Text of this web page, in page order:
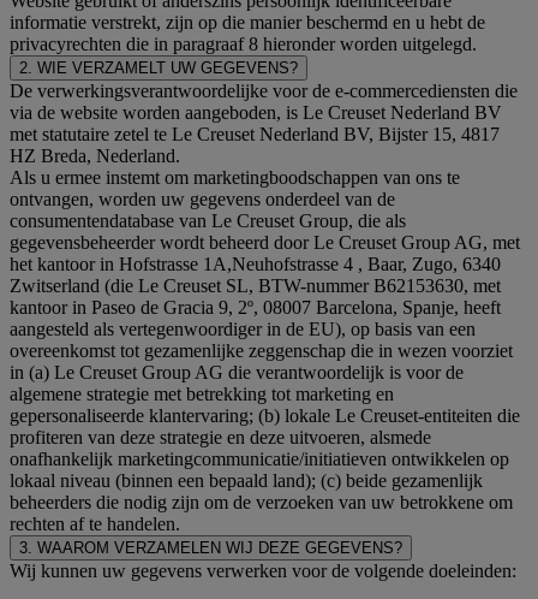
informatie verstrekt, zijn op die manier beschermd en u hebt de
privacyrechten die in paragraaf 8 hieronder worden uitgelegd.
2. WIE VERZAMELT UW GEGEVENS?
De verwerkingsverantwoordelijke voor de e-commercediensten die
via de website worden aangeboden, is Le Creuset Nederland BV
met statutaire zetel te Le Creuset Nederland BV, Bijster 15, 4817
HZ Breda, Nederland.
Als u ermee instemt om marketingboodschappen van ons te
ontvangen, worden uw gegevens onderdeel van de
consumentendatabase van Le Creuset Group, die als
gegevensbeheerder wordt beheerd door Le Creuset Group AG, met
het kantoor in Hofstrasse 1A,Neuhofstrasse 4 , Baar, Zugo, 6340
Zwitserland (die Le Creuset SL, BTW-nummer B62153630, met
kantoor in Paseo de Gracia 9, 2º, 08007 Barcelona, Spanje, heeft
aangesteld als vertegenwoordiger in de EU), op basis van een
overeenkomst tot gezamenlijke zeggenschap die in wezen voorziet
in (a) Le Creuset Group AG die verantwoordelijk is voor de
algemene strategie met betrekking tot marketing en
gepersonaliseerde klantervaring; (b) lokale Le Creuset-entiteiten die
profiteren van deze strategie en deze uitvoeren, alsmede
onafhankelijk marketingcommunicatie/initiatieven ontwikkelen op
lokaal niveau (binnen een bepaald land); (c) beide gezamenlijk
beheerders die nodig zijn om de verzoeken van uw betrokkene om
rechten af te handelen.
3. WAAROM VERZAMELEN WIJ DEZE GEGEVENS?
Wij kunnen uw gegevens verwerken voor de volgende doeleinden: